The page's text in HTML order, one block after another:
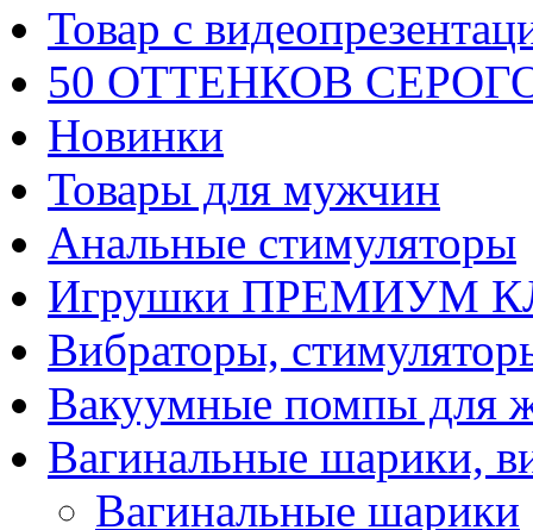
Товар с
50 ОТТЕНКОВ
Новинки
Товары для мужчин
Анальные стимуляторы
Игрушки ПРЕМИУМ
Вибраторы,
Вакуумные помпы для
Вагинальные шарики,
Вагинальные шарики